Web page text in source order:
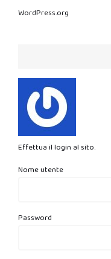
WordPress.org
Effettua il login al sito.
Nome utente
Password